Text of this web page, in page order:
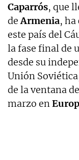
Caparrós, que
deArmenia, ha
este país del
la fase final de
desde su
Unión
de la ventana
marzo en